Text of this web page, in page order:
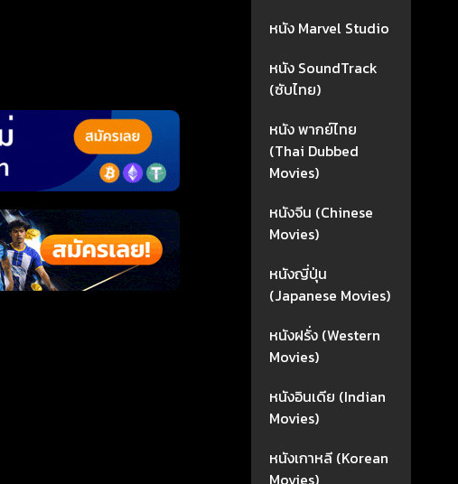
หนัง Marvel Studio
หนัง SoundTrack
(ซับไทย)
หนัง พากย์ไทย
(Thai Dubbed
Movies)
หนังจีน (Chinese
Movies)
หนังญี่ปุ่น
(Japanese Movies)
หนังฝรั่ง (Western
Movies)
หนังอินเดีย (Indian
Movies)
หนังเกาหลี (Korean
Movies)